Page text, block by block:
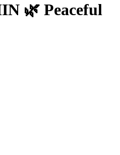
🌿 Peaceful